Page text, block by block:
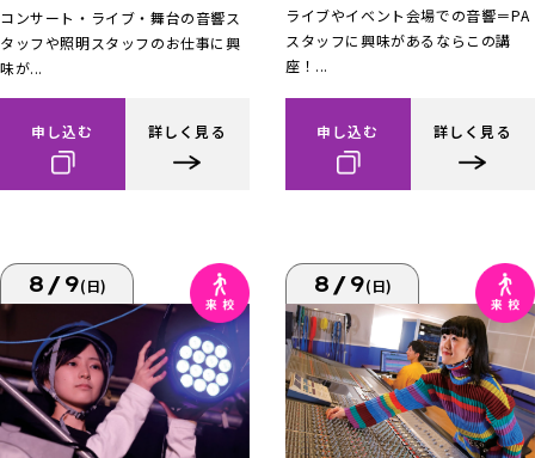
コンサート・ライブ・舞台の音響ス
タッフや照明スタッフのお仕事に興
味が...
申し込む 詳しく見る
ライブやイベント会場での音響＝PA
スタッフに興味があるならこの講
座！...
申し込む 詳しく見る
8/9(日) 8/9(日)